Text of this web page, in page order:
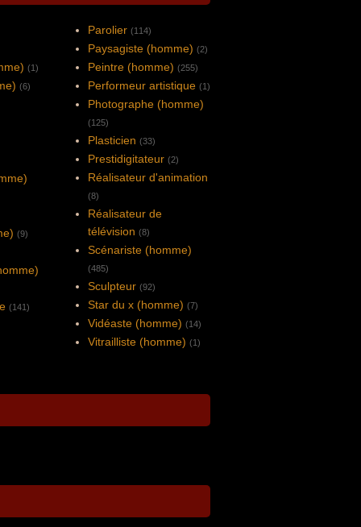
(1)
(6)
(9)
(141)
Parolier (114)
Paysagiste (homme) (2)
Peintre (homme) (255)
Performeur artistique (1)
Photographe (homme)
(125)
Plasticien (33)
Prestidigitateur (2)
Réalisateur d'animation
(8)
Réalisateur de
télévision (8)
Scénariste (homme)
(485)
Sculpteur (92)
Star du x (homme) (7)
Vidéaste (homme) (14)
Vitrailliste (homme) (1)